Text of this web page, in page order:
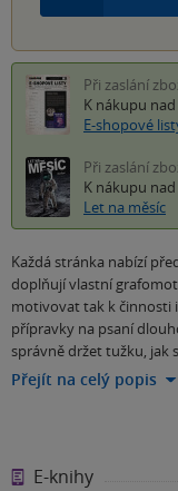
Při zaslání
K nákupu nad
E-shopové
Při zaslání
K nákupu nad
Let na měsíc
Každá stránka nabízí
doplňují vlastní
motivovat tak k činnosti
přípravky na psaní
správně držet tužku, jak
Přejít na celý popis
E-knihy